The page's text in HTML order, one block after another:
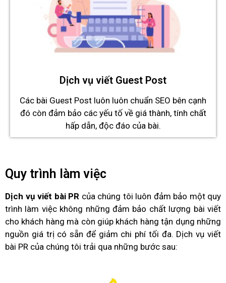
Dịch vụ viết Guest Post
Các bài Guest Post luôn luôn chuẩn SEO bên cạnh
đó còn đảm bảo các yếu tố về giá thành, tính chất
hấp dẫn, độc đáo của bài.
Quy trình làm việc
Dịch vụ viết bài PR của chúng tôi luôn đảm bảo một quy
trình làm việc không những đảm bảo chất lượng bài viết
cho khách hàng mà còn giúp khách hàng tận dụng những
nguồn giá trị có sẵn để giảm chi phí tối đa. Dịch vụ viết
bài PR của chúng tôi trải qua những bước sau: